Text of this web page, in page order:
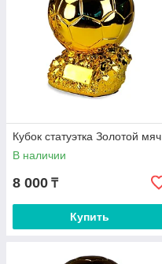
Кубок статуэтка Золотой мяч
В наличии
8 000 ₸
Купить